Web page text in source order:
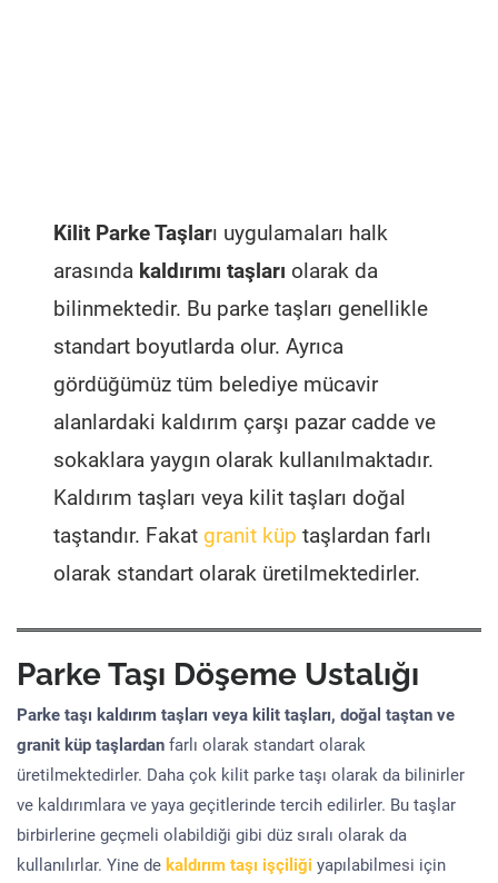
Kilit Parke Taşları uygulamaları halk
arasında kaldırımı taşları olarak da
bilinmektedir. Bu parke taşları genellikle
standart boyutlarda olur. Ayrıca
gördüğümüz tüm belediye mücavir
alanlardaki kaldırım çarşı pazar cadde ve
sokaklara yaygın olarak kullanılmaktadır.
Kaldırım taşları veya kilit taşları doğal
taştandır. Fakat granit küp taşlardan farlı
olarak standart olarak üretilmektedirler.
Parke Taşı Döşeme Ustalığı
Parke taşı kaldırım taşları veya kilit taşları, doğal taştan ve
granit küp taşlardan farlı olarak standart olarak
üretilmektedirler. Daha çok kilit parke taşı olarak da bilinirler
ve kaldırımlara ve yaya geçitlerinde tercih edilirler. Bu taşlar
birbirlerine geçmeli olabildiği gibi düz sıralı olarak da
kullanılırlar. Yine de kaldırım taşı işçiliği yapılabilmesi için